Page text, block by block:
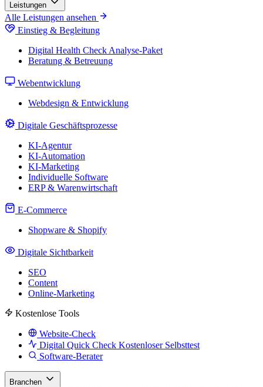
Leistungen
Alle Leistungen ansehen
Einstieg & Begleitung
Digital Health Check Analyse-Paket
Beratung & Betreuung
Webentwicklung
Webdesign & Entwicklung
Digitale Geschäftsprozesse
KI-Agentur
KI-Automation
KI-Marketing
Individuelle Software
ERP & Warenwirtschaft
E-Commerce
Shopware & Shopify
Digitale Sichtbarkeit
SEO
Content
Online-Marketing
Kostenlose Tools
Website-Check
Digital Quick Check Kostenloser Selbsttest
Software-Berater
Branchen